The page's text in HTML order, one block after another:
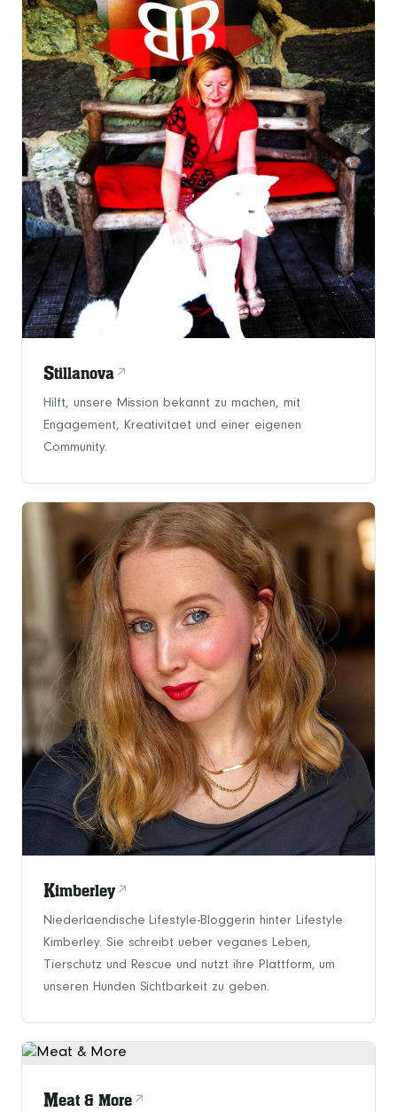
Stillanova
Hilft, unsere Mission bekannt zu machen, mit
Engagement, Kreativitaet und einer eigenen
Community.
Kimberley
Niederlaendische Lifestyle-Bloggerin hinter Lifestyle
Kimberley. Sie schreibt ueber veganes Leben,
Tierschutz und Rescue und nutzt ihre Plattform, um
unseren Hunden Sichtbarkeit zu geben.
Meat & More